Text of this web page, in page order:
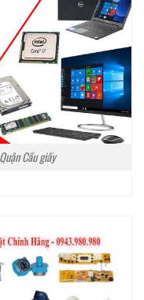
Cầu giấy